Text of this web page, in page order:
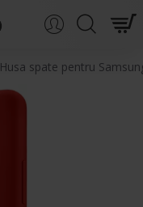
Husa spate pentru